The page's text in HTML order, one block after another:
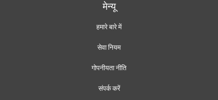
मेन्यू
हमारे बारे में
सेवा नियम
गोपनीयता नीति
संपर्क करें